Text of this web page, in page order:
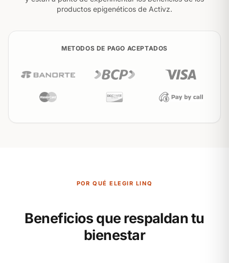
productos epigenéticos de Activz.
METODOS DE PAGO ACEPTADOS
POR QUÉ ELEGIR LINQ
Beneficios que respaldan tu
bienestar